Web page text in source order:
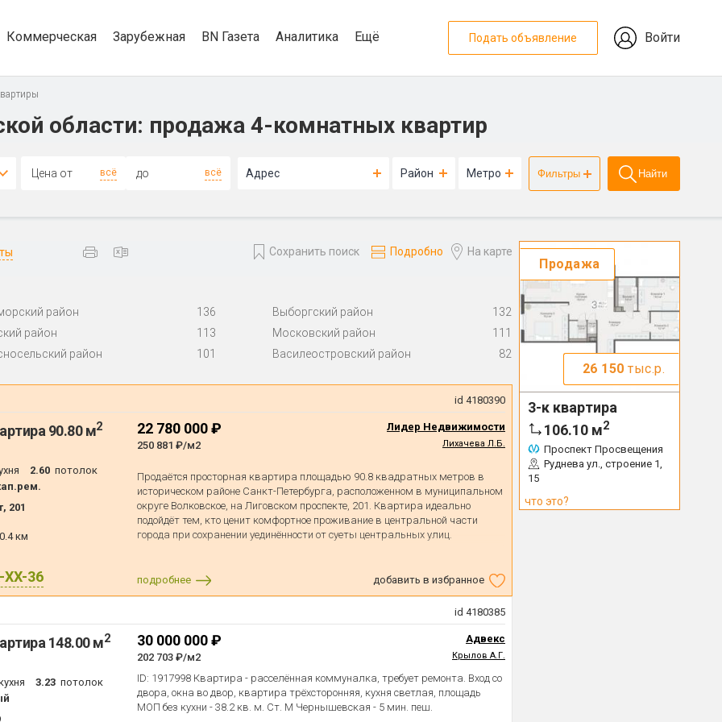
Коммерческая Зарубежная BN Газета Аналитика Ещё Подать объявление Войти
области: продажа 4-комнатных квартир
всё всё Адрес Район Метро Фильтры Найти
Сохранить поиск Подробно На карте
район 136 Выборгский район
132
район 113 Московский район
111
район 101 Василеостровский район 82
id 4180390
90.80 м2
2.60 потолок
201
0.4 км
XX-36
22 780 000 ₽
250 881 ₽/м2
Лидер Недвижимости
Лихачева Л.Б.
Продаётся просторная квартира площадью 90.8 квадратных метров в
историческом районе Санкт-Петербурга, расположенном в муниципальном
округе Волковское, на Лиговском проспекте, 201. Квартира идеально
подойдёт тем, кто ценит комфортное проживание в центральной части
города при сохранении уединённости от суеты центральных улиц.
зоной общей площадью 63.8 квадратных метров, что предоставляет
широкие возможности для организации пространства под личные
метров. Kваpтира занимает полностью торец дома и имеет три фасадных
окна, выходящих на Лиговский проспект, а также четыре окна в торце и
одно окно во двор. Квартира имеет отдельный вход.
Кирпичный трёхэтажный дом, построенный в 1917 году с капремонтом 1951
год, обладает характерной архитектурой того времени и обеспечивает
дополнительную привлекательность данного предложения.
подробнее добавить в избранное
id 4180385
148.00 м2
3.23 потолок
30 000 000 ₽
202 703 ₽/м2
Адвекс
Крылов А.Г.
ID: 1917998 Квартира - расселённая коммуналка, требует ремонта. Вход со
двора, окна во двор, квартира трёхсторонняя, кухня светлая, площадь
МОП без кухни - 38.2 кв. м. Ст. М Чернышевская - 5 мин. пеш.
Продажа
26 150 тыс.р.
3-к квартира
106.10 м2
Проспект Просвещения
Руднева ул., строение 1,
15
что это?